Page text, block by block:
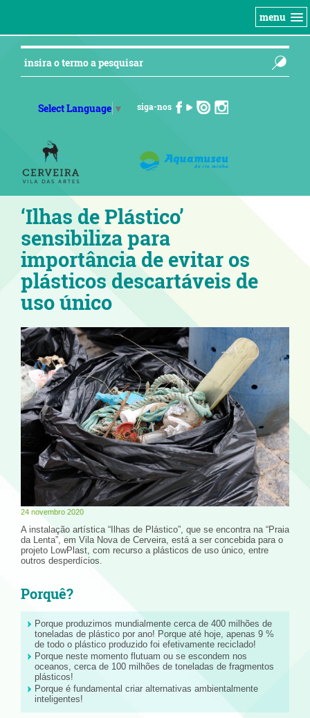
menu
Select Language ▼ siga-nos
‘Ilhas de Plástico’
sensibiliza para
importância de evitar os
plásticos descartáveis de
uso único
24 novembro 2020
A instalação artística “Ilhas de Plástico”, que se encontra na “Praia
da Lenta”, em Vila Nova de Cerveira, está a ser concebida para o
projeto LowPlast, com recurso a plásticos de uso único, entre
outros desperdícios.
Porquê?
Porque produzimos mundialmente cerca de 400 milhões de
toneladas de plástico por ano! Porque até hoje, apenas 9 %
de todo o plástico produzido foi efetivamente reciclado!
Porque neste momento flutuam ou se escondem nos
oceanos, cerca de 100 milhões de toneladas de fragmentos
plásticos!
Porque é fundamental criar alternativas ambientalmente
inteligentes!